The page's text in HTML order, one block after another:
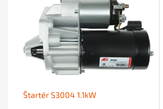
Štartér S3004 1.1kW